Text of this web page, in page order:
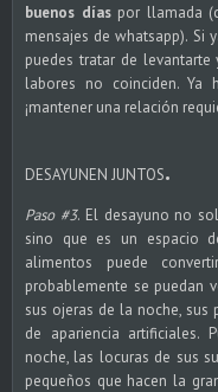
buenos días por llamada
mensajes de whatsapp). Si
puedes tratar de
labores no coinciden. Ya
¡mantener una relación
DESAYUNEN JUNTOS.
Paso #3. El desayuno no
sino que es un espacio
alimentos puede
probablemente se puedan
sus ojeras de la noche,
de apariencia artificiales.
noche, las locuras de sus
pequeños que hacen la